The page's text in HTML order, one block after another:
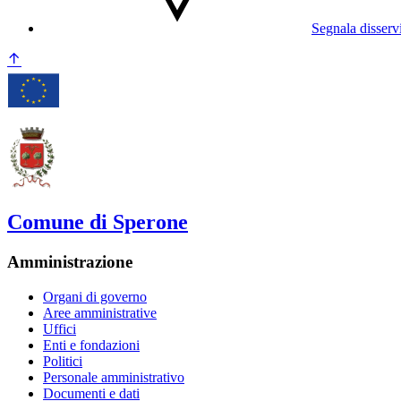
Segnala
Comune di Sperone
Amministrazione
Organi di governo
Aree amministrative
Uffici
Enti e fondazioni
Politici
Personale amministrativo
Documenti e dati